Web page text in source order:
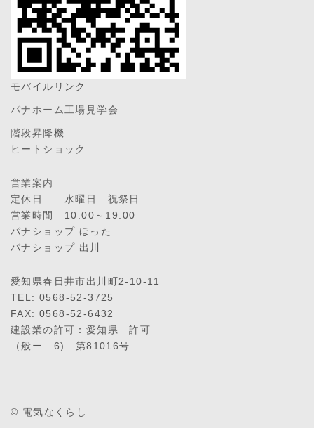
モバイルリンク
パナホーム工場見学会
階段昇降機
ヒートショック
営業案内
定休日 水曜日 祝祭日
営業時間 10:00～19:00
パナショップ ほった
パナショップ 出川
愛知県春日井市出川町2-10-11
TEL: 0568-52-3725
FAX: 0568-52-6432
建設業の許可：愛知県 許可
（般ー 6) 第81016号
© 電気なくらし